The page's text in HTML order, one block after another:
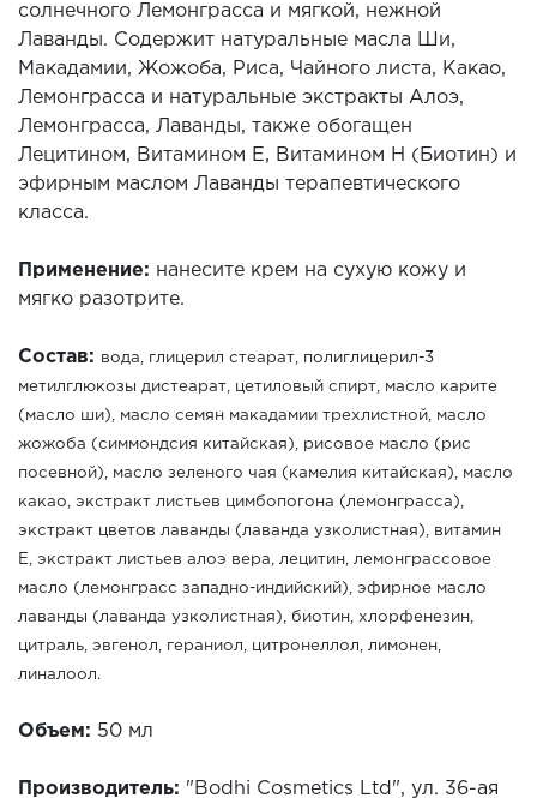
солнечного Лемонграсса и мягкой, нежной
Лаванды. Содержит натуральные масла Ши,
Макадамии, Жожоба, Риса, Чайного листа, Какао,
Лемонграсса и натуральные экстракты Алоэ,
Лемонграсса, Лаванды, также обогащен
Лецитином, Витамином Е, Витамином Н (Биотин) и
эфирным маслом Лаванды терапевтического
класса.
Применение: нанесите крем на сухую кожу и
мягко разотрите.
Состав: вода, глицерил стеарат, полиглицерил-3
метилглюкозы дистеарат, цетиловый спирт, масло карите
(масло ши), масло семян макадамии трехлистной, масло
жожоба (симмондсия китайская), рисовое масло (рис
посевной), масло зеленого чая (камелия китайская), масло
какао, экстракт листьев цимбопогона (лемонграсса),
экстракт цветов лаванды (лаванда узколистная), витамин
Е, экстракт листьев алоэ вера, лецитин, лемонграссовое
масло (лемонграсс западно-индийский), эфирное масло
лаванды (лаванда узколистная), биотин, хлорфенезин,
цитраль, эвгенол, гераниол, цитронеллол, лимонен,
линалоол.
Объем: 50 мл
Производитель: "Bodhi Cosmetics Ltd", ул. 36-ая